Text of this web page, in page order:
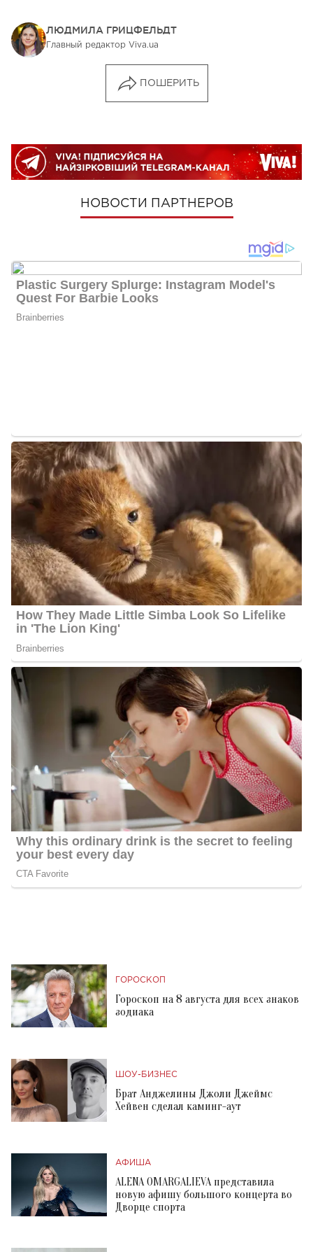
ЛЮДМИЛА ГРИЦФЕЛЬДТ
Главный редактор Viva.ua
ПОШЕРИТЬ
НОВОСТИ ПАРТНЕРОВ
ГОРОСКОП
Гороскоп на 8 августа для всех знаков
зодиака
ШОУ-БИЗНЕС
Брат Анджелины Джоли Джеймс
Хейвен сделал каминг-аут
АФИША
ALENA OMARGALIEVA представила
новую афишу большого концерта во
Дворце спорта